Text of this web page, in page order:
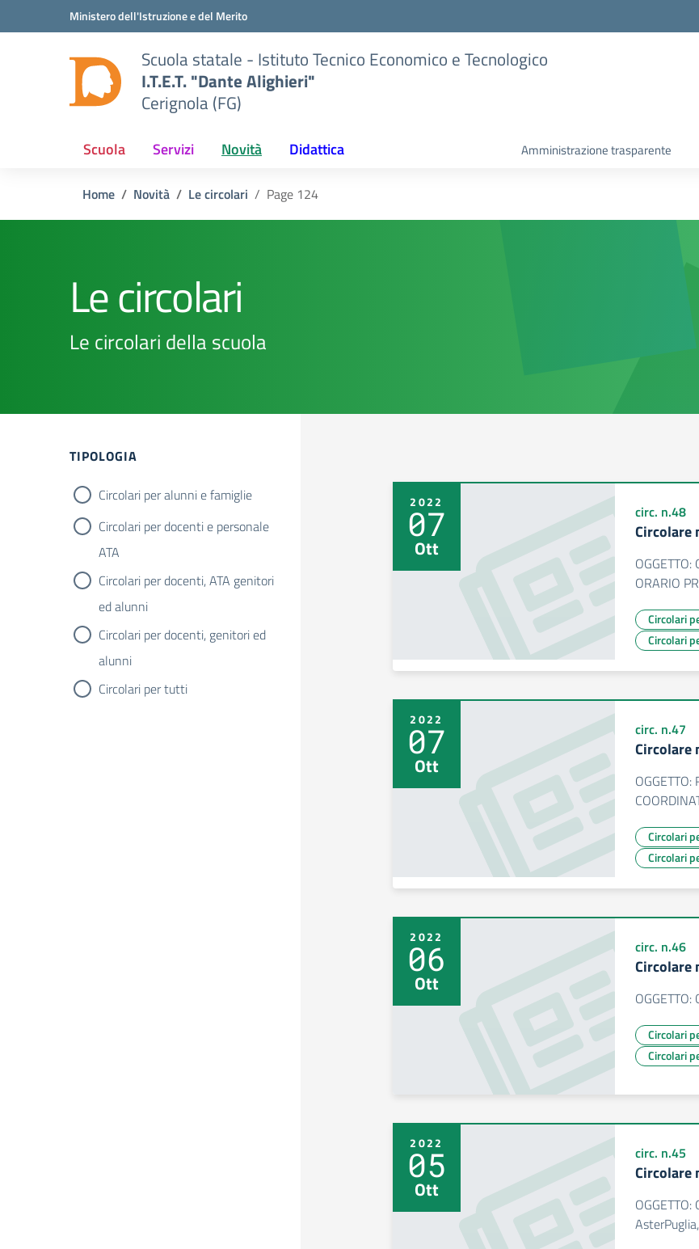
Vai ai contenuti
Vai al menu di navigazioneMinistero dell'Istruzione e del Merito
Scuola statale - Istituto Tecnico Economico e Tecnologico
I.T.E.T. "Dante Alighieri"
Cerignola (FG)
Scuola Servizi Novità Didattica Amministrazione trasparente
Home Novità Le circolari Page 124
Le circolari
Le circolari della scuola
Filtri
TIPOLOGIA
Circolari per alunni e famiglie
Circolari per docenti e personale
ATA
Circolari per docenti, ATA genitori
ed alunni
Circolari per docenti, genitori ed
alunni
Circolari per tutti
2022
07
Ott
circ. n.48
Circolare
ORARIO
Circolari
Circolari
2022
07
Ott
circ. n.47
Circolare
Circolari
Circolari
2022
06
Ott
circ. n.46
Circolare
OGGETTO:
Circolari
Circolari
2022
05
Ott
circ. n.45
Circolare